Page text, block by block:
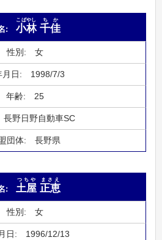
小林
こばやし
千佳
ちか
女
1998/7/3
25
長野日野自動車SC
長野県
土屋
つちや
正恵
まさえ
女
1996/12/13